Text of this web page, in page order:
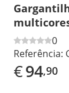
0
Referência:
€94,90